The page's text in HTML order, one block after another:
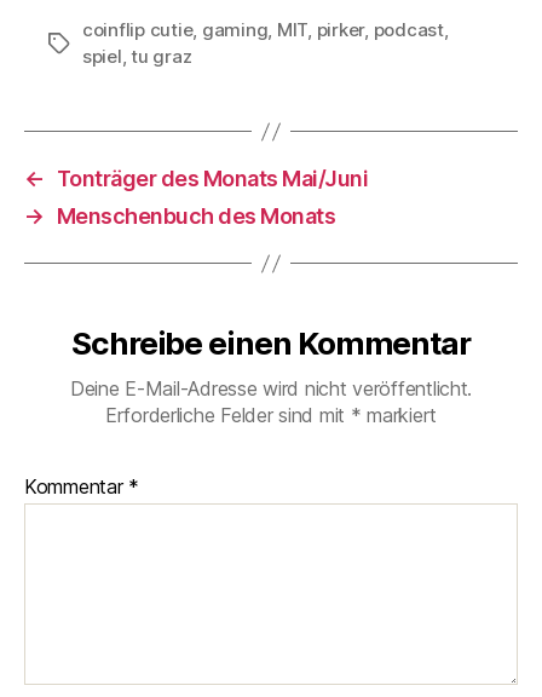
Schlagwörter
coinflip cutie, gaming, MIT, pirker, podcast,
spiel,tu graz
←
Tonträger des Monats Mai/Juni
→
Menschenbuch des Monats
Schreibe einen Kommentar
Deine E-Mail-Adresse wird nicht veröffentlicht.
Erforderliche Felder sind mit * markiert
Kommentar *